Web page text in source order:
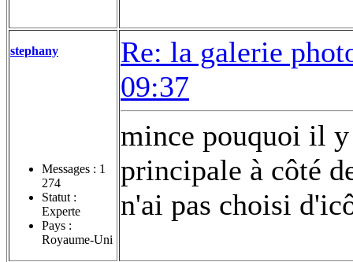
stephany
Messages : 1
274
Statut :
Experte
Pays :
Royaume-Uni
Re: la galerie
09:37
mince pouquoi il
principale à côté
n'ai pas choisi